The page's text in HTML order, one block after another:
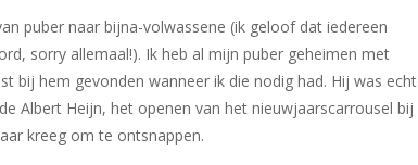
puber naar bijna-volwassene (ik geloof dat iedereen
sorry allemaal!). Ik heb al mijn puber geheimen met
bij hem gevonden wanneer ik die nodig had. Hij was echt
Albert Heijn, het openen van het nieuwjaarscarrousel bij
kreeg om te ontsnappen.